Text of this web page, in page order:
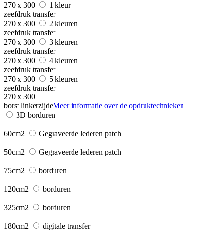
270 x 300
1 kleur
zeefdruk transfer
270 x 300
2 kleuren
zeefdruk transfer
270 x 300
3 kleuren
zeefdruk transfer
270 x 300
4 kleuren
zeefdruk transfer
270 x 300
5 kleuren
zeefdruk transfer
270 x 300
borst linkerzijdeMeer informatie over de opdruktechnieken
3D borduren
60cm2 Gegraveerde lederen patch
50cm2 Gegraveerde lederen patch
75cm2 borduren
120cm2 borduren
325cm2 borduren
180cm2 digitale transfer